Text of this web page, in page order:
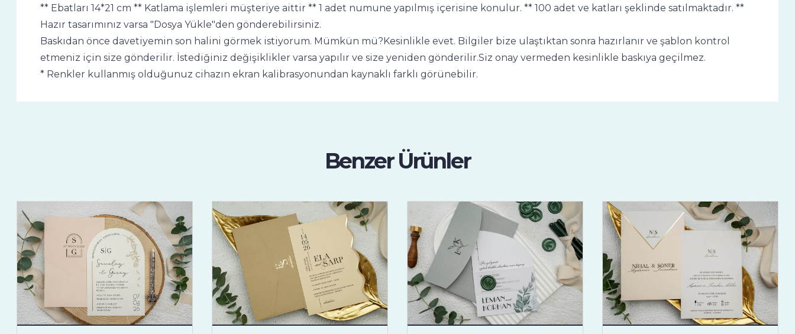
** Ebatları 14*21 cm ** Katlama işlemleri müşteriye aittir ** 1 adet numune yapılmış içerisine konulur. ** 100 adet ve katları şeklinde satılmaktadır. **
Hazır tasarımınız varsa "Dosya Yükle"den gönderebilirsiniz.
Baskıdan önce davetiyemin son halini görmek istiyorum. Mümkün mü?Kesinlikle evet. Bilgiler bize ulaştıktan sonra hazırlanır ve şablon kontrol
etmeniz için size gönderilir. İstediğiniz değişiklikler varsa yapılır ve size yeniden gönderilir.Siz onay vermeden kesinlikle baskıya geçilmez.
* Renkler kullanmış olduğunuz cihazın ekran kalibrasyonundan kaynaklı farklı görünebilir.
Benzer Ürünler